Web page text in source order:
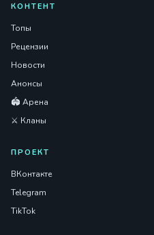
КОНТЕНТ
Топы
Рецензии
Новости
Анонсы
🏟️ Арена
⚔️ Кланы
ПРОЕКТ
ВКонтакте
Telegram
TikTok